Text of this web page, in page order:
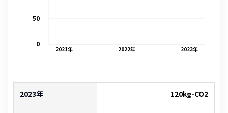
2021年 2022年 2023年
0
50
2023年 120kg-CO2